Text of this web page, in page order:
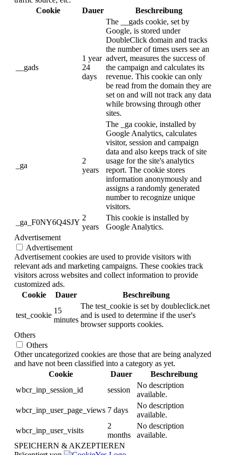
Cookie
Dauer Beschreibung
__gads
1 year
24
days
The __gads cookie, set by
Google, is stored under
DoubleClick domain and tracks
the number of times users see an
advert, measures the success of
the campaign and calculates its
revenue. This cookie can only
be read from the domain they are
set on and will not track any data
while browsing through other
sites.
_ga
2
years
The _ga cookie, installed by
Google Analytics, calculates
visitor, session and campaign
data and also keeps track of site
usage for the site's analytics
report. The cookie stores
information anonymously and
assigns a randomly generated
number to recognize unique
visitors.
_ga_F0NY6Q4SJY
2
years
This cookie is installed by
Google Analytics.
Advertisement
Advertisement
Advertisement cookies are used to provide visitors with
relevant ads and marketing campaigns. These cookies track
visitors across websites and collect information to provide
customized ads.
Cookie
Dauer Beschreibung
test_cookie
15
minutes
The test_cookie is set by doubleclick.net
and is used to determine if the user's
browser supports cookies.
Others
Others
Other uncategorized cookies are those that are being analyzed
and have not been classified into a category as yet.
Cookie
Dauer
Beschreibung
wbcr_inp_session_id
session
No description
available.
wbcr_inp_user_page_views 7 days
No description
available.
wbcr_inp_user_visits
2
months
No description
available.
SPEICHERN & AKZEPTIEREN